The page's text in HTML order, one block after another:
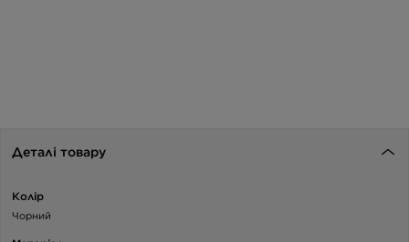
Деталі товару
Колір
Чорний